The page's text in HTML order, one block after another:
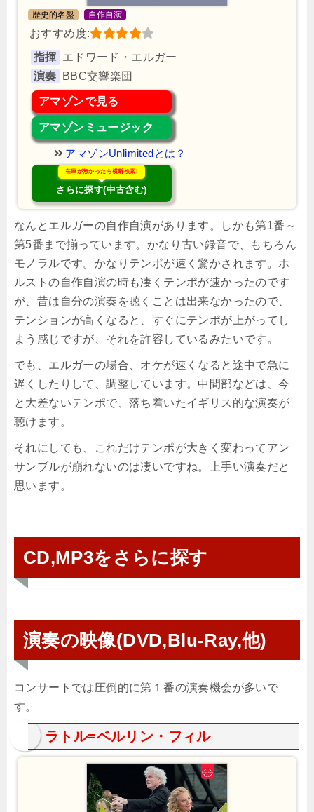
歴史的名盤 自作自演
おすすめ度:
指揮 エドワード・エルガー
演奏
BBC交響楽団
アマゾンで見る
アマゾンミュージック
アマゾンUnlimitedとは？
在庫が無かったら横断検索!
さらに探す(中古含む)
なんとエルガーの自作自演があります。しかも第1番～
第5番まで揃っています。かなり古い録音で、もちろん
モノラルです。かなりテンポが速く驚かされます。ホ
ルストの自作自演の時も凄くテンポが速かったのです
が、昔は自分の演奏を聴くことは出来なかったので、
テンションが高くなると、すぐにテンポが上がってし
まう感じですが、それを許容しているみたいです。
でも、エルガーの場合、オケが速くなると途中で急に
遅くしたりして、調整しています。中間部などは、今
と大差ないテンポで、落ち着いたイギリス的な演奏が
聴けます。
それにしても、これだけテンポが大きく変わってアン
サンブルが崩れないのは凄いですね。上手い演奏だと
思います。
CD,MP3をさらに探す
演奏の映像(DVD,Blu-Ray,他)
コンサートでは圧倒的に第１番の演奏機会が多いで
す。
ラトル=ベルリン・フィル